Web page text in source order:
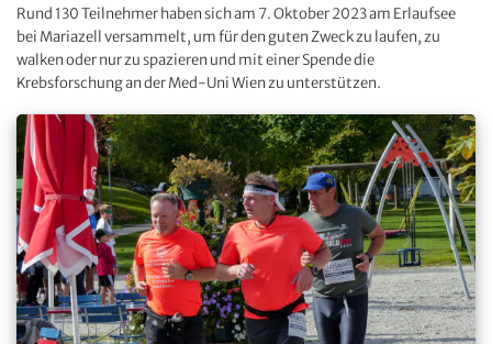
Rund 130 Teilnehmer haben sich am 7. Oktober 2023 am Erlaufsee
bei Mariazell versammelt, um für den guten Zweck zu laufen, zu
walken oder nur zu spazieren und mit einer Spende die
Krebsforschung an der Med-Uni Wien zu unterstützen.